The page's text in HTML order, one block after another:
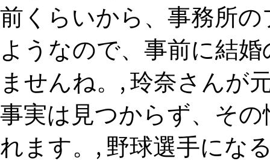
前くらいから、事務所
ようなので、事前に結
ませんね。, 玲奈さんが
事実は見つからず、そ
れます。, 野球選手にな